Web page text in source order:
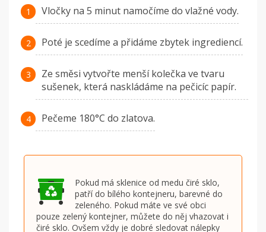
Vločky na 5 minut namočíme do vlažné vody.
Poté je scedíme a přidáme zbytek ingrediencí.
Ze směsi vytvořte menší kolečka ve tvaru
sušenek, která naskládáme na pečicíc papír.
Pečeme 180°C do zlatova.
Pokud má sklenice od medu čiré sklo,
patří do bílého kontejneru, barevné do
zeleného. Pokud máte ve své obci
pouze zelený kontejner, můžete do něj vhazovat i
čiré sklo. Ovšem vždy je dobré sledovat nálepky